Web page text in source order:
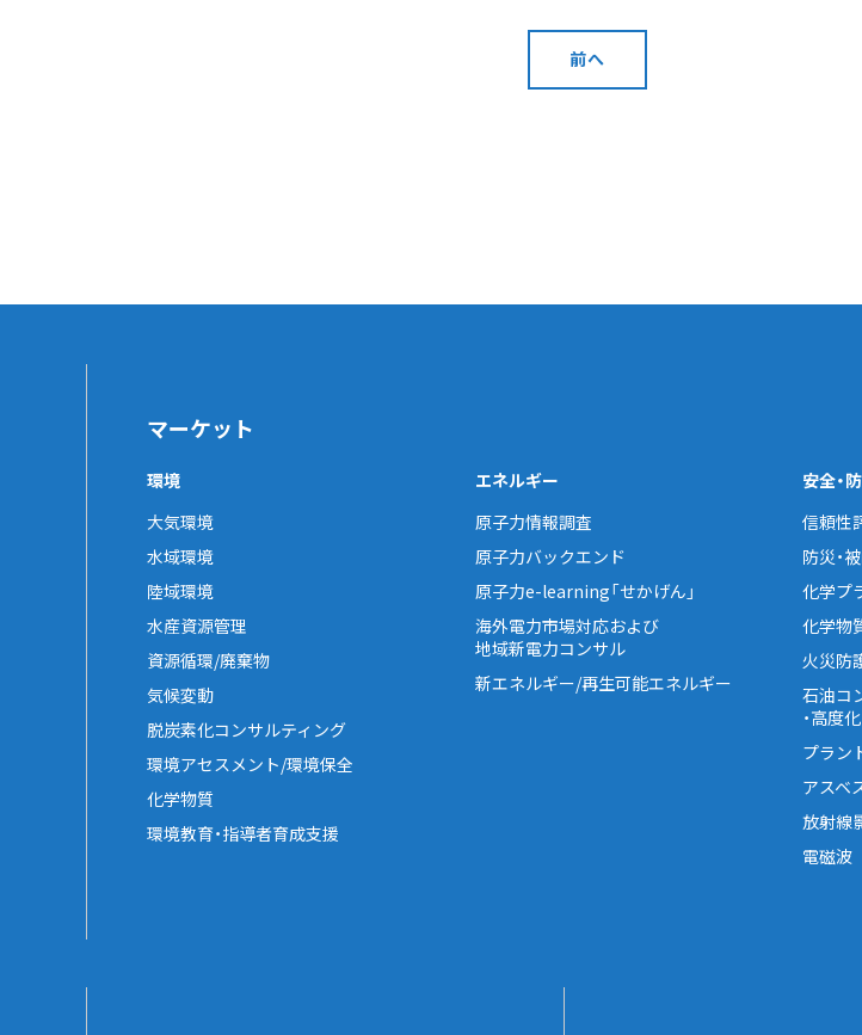
前へ
マーケット
環境
大気環境
水域環境
陸域環境
水産資源管理
資源循環/廃棄物
気候変動
脱炭素化コンサルティング
環境アセスメント/環境保全
化学物質
環境教育・指導者育成支援
エネルギー
原子力情報調査
原子力バックエンド
原子力e-learning「せかげん」
海外電力市場対応および
地域新電力コンサル
新エネルギー/再生可能エネルギー
安全・
信頼性
防災・
化学プ
化学物
火災防
石油コ
・高度化
プラン
アスベ
放射線
電磁波